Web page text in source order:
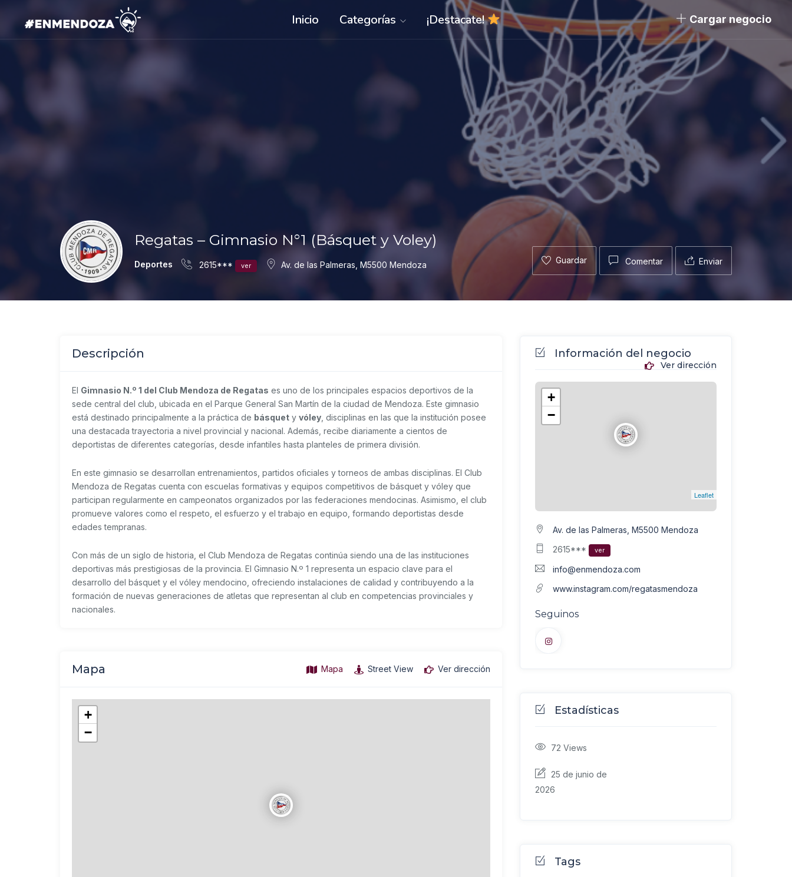
Inicio Categorías ¡Destacate! Cargar negocio
Regatas – Gimnasio N°1 (Básquet y Voley)
Deportes 2615*** ver Av. de las Palmeras, M5500 Mendoza Guardar Comentar Enviar
Descripción
El Gimnasio N.º 1 del Club Mendoza de Regatas es uno de los principales espacios deportivos de la
sede central del club, ubicada en el Parque General San Martín de la ciudad de Mendoza. Este gimnasio
está destinado principalmente a la práctica de básquet y vóley , disciplinas en las que la institución posee
una destacada trayectoria a nivel provincial y nacional. Además, recibe diariamente a cientos de
deportistas de diferentes categorías, desde infantiles hasta planteles de primera división.
En este gimnasio se desarrollan entrenamientos, partidos oficiales y torneos de ambas disciplinas. El Club
Mendoza de Regatas cuenta con escuelas formativas y equipos competitivos de básquet y vóley que
participan regularmente en campeonatos organizados por las federaciones mendocinas. Asimismo, el club
promueve valores como el respeto, el esfuerzo y el trabajo en equipo, formando deportistas desde
edades tempranas.
Con más de un siglo de historia, el Club Mendoza de Regatas continúa siendo una de las instituciones
deportivas más prestigiosas de la provincia. El Gimnasio N.º 1 representa un espacio clave para el
desarrollo del básquet y el vóley mendocino, ofreciendo instalaciones de calidad y contribuyendo a la
formación de nuevas generaciones de atletas que representan al club en competencias provinciales y
nacionales.
Mapa Mapa Street View Ver dirección
+
−
Información del negocio
Ver dirección
+
−
Leaflet
Av. de las Palmeras, M5500 Mendoza
2615***
ver
info@enmendoza.com
www.instagram.com/regatasmendoza
Seguinos
Estadísticas
72 Views
25 de junio de
2026
Tags